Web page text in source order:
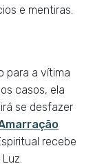
e mentiras.
para a vítima
casos, ela
se desfazer
recebe